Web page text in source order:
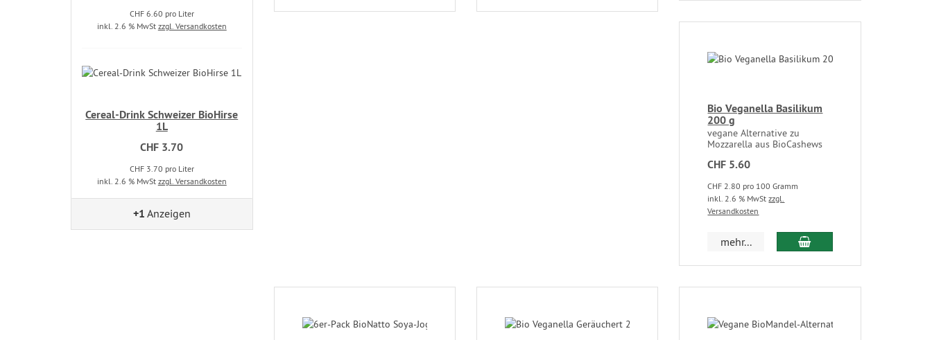
Bio Veganella Basilikum
200 g
vegane Alternative zu
Mozzarella aus BioCashews
CHF 5.60
CHF 2.80 pro 100 Gramm
inkl. 2.6 % MwStzzgl.
Versandkosten
mehr...
CHF 6.60 pro Liter
inkl. 2.6 % MwSt zzgl. Versandkosten
Cereal-Drink Schweizer BioHirse
1L
CHF 3.70
CHF 3.70 pro Liter
inkl. 2.6 % MwSt zzgl. Versandkosten
+1 Anzeigen